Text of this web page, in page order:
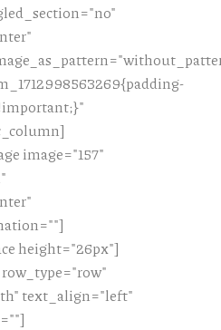
image="157"
height="26px"]
text_align="left"